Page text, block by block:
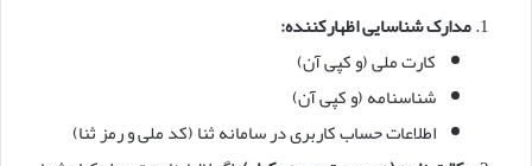
مدارک شناسایی اظهارکننده:
کارت ملی (و کپی آن)
شناسنامه (و کپی آن)
اطلاعات حساب کاربری در سامانه ثنا (کد ملی و رمز ثنا)